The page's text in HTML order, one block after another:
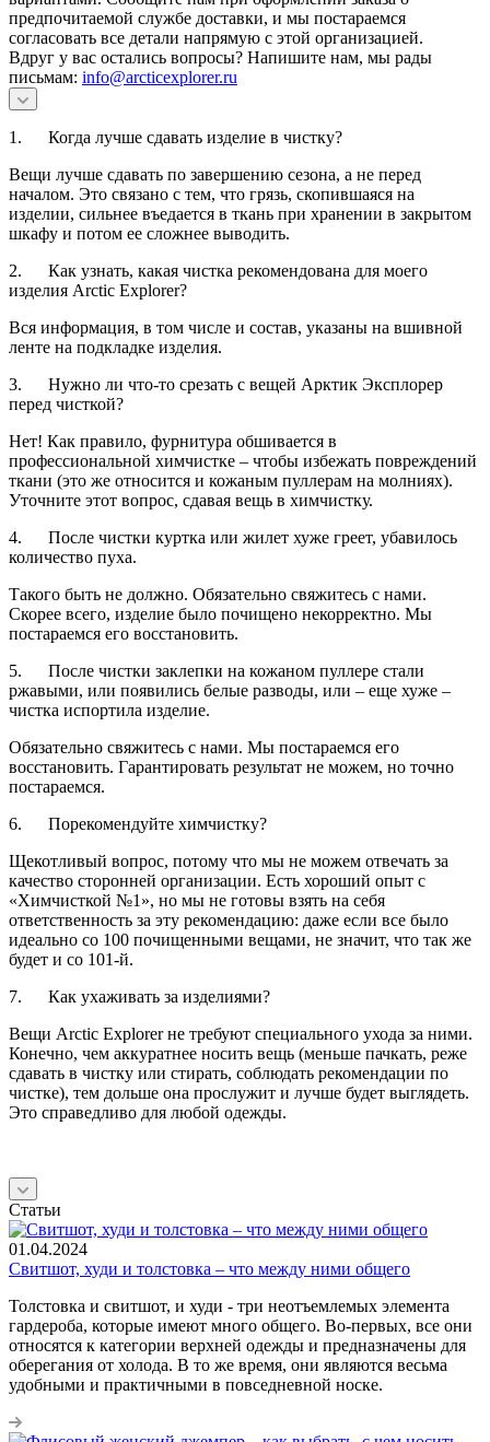
предпочитаемой службе доставки, и мы постараемся
согласовать все детали напрямую с этой организацией.
Вдруг у вас остались вопросы? Напишите нам, мы рады
письмам: info@arcticexplorer.ru
1. Когда лучше сдавать изделие в чистку?
Вещи лучше сдавать по завершению сезона, а не перед
началом. Это связано с тем, что грязь, скопившаяся на
изделии, сильнее въедается в ткань при хранении в закрытом
шкафу и потом ее сложнее выводить.
2. Как узнать, какая чистка рекомендована для моего
изделия Arctic Explorer?
Вся информация, в том числе и состав, указаны на вшивной
ленте на подкладке изделия.
3. Нужно ли что-то срезать с вещей Арктик Эксплорер
перед чисткой?
Нет! Как правило, фурнитура обшивается в
профессиональной химчистке – чтобы избежать повреждений
ткани (это же относится и кожаным пуллерам на молниях).
Уточните этот вопрос, сдавая вещь в химчистку.
4. После чистки куртка или жилет хуже греет, убавилось
количество пуха.
Такого быть не должно. Обязательно свяжитесь с нами.
Скорее всего, изделие было почищено некорректно. Мы
постараемся его восстановить.
5. После чистки заклепки на кожаном пуллере стали
ржавыми, или появились белые разводы, или – еще хуже –
чистка испортила изделие.
Обязательно свяжитесь с нами. Мы постараемся его
восстановить. Гарантировать результат не можем, но точно
постараемся.
6. Порекомендуйте химчистку?
Щекотливый вопрос, потому что мы не можем отвечать за
качество сторонней организации. Есть хороший опыт с
«Химчисткой №1», но мы не готовы взять на себя
ответственность за эту рекомендацию: даже если все было
идеально со 100 почищенными вещами, не значит, что так же
будет и со 101-й.
7. Как ухаживать за изделиями?
Вещи Arctic Explorer не требуют специального ухода за ними.
Конечно, чем аккуратнее носить вещь (меньше пачкать, реже
сдавать в чистку или стирать, соблюдать рекомендации по
чистке), тем дольше она прослужит и лучше будет выглядеть.
Это справедливо для любой одежды.
Статьи
01.04.2024
Свитшот, худи и толстовка – что между ними общего
Толстовка и свитшот, и худи - три неотъемлемых элемента
гардероба, которые имеют много общего. Во-первых, все они
относятся к категории верхней одежды и предназначены для
оберегания от холода. В то же время, они являются весьма
удобными и практичными в повседневной носке.